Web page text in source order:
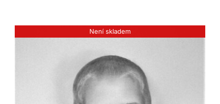
Není skladem